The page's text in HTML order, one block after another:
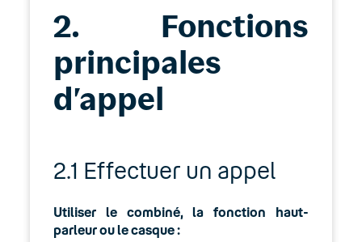
2. Fonctions
principales
d’appel
2.1 Effectuer un appel
Utiliser le combiné, la fonction haut-
parleur ou le casque :